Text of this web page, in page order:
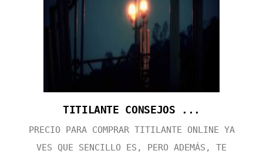
TITILANTE CONSEJOS ...
PRECIO PARA COMPRAR TITILANTE ONLINE YA
VES QUE SENCILLO ES, PERO ADEMÁS, TE